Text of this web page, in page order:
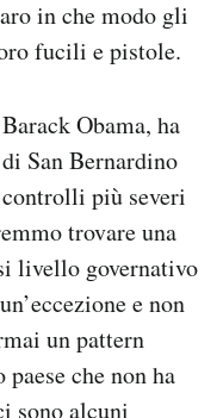
in che modo gli
fucili e pistole.
Obama, ha
San Bernardino
più severi
trovare una
livello governativo
e non
un pattern
che non ha
sono alcuni